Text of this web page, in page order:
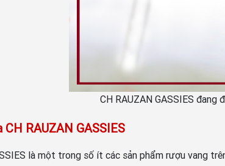
CH RAUZAN GASSIES
RAUZAN GASSIES
là một trong số ít các sản phẩm rượu vang